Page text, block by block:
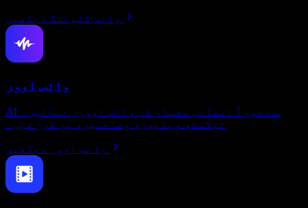
وائس کلوننگ دیکھیں
وائس اوور
AI سے فوراً انسانی معیار کی وائس اوورز بنائیں۔
ٹیکسٹ، ویڈیوز، وضاحتیں، ہر طرز میں۔
وائس اوور دیکھیں